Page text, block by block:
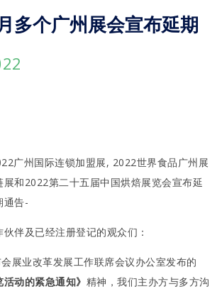
多个广州展会宣布延期
广州国际连锁加盟展, 2022世界食品广州展
和2022第二十五届中国烘焙展览会宣布延
通告-
伙伴及已经注册登记的观众们：
展业改革发展工作联席会议办公室发布的
动的紧急通知》 精神，我们主办方与多方沟